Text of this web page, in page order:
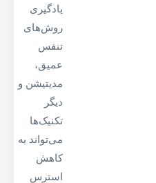
یادگیری
روش‌های
تنفس
عمیق،
مدیتیشن و
دیگر
تکنیک‌ها
می‌تواند به
کاهش
استرس